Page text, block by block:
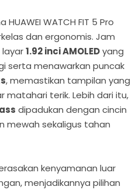
WATCH FIT 5 Pro
dan ergonomis. Jam
1.92 inci AMOLEDyang
serta menawarkan puncak
, memastikan tampilan yang
matahari terik. Lebih dari itu,
dipadukan dengan cincin
mewah sekaligus tahan
kenyamanan luar
menjadikannya pilihan